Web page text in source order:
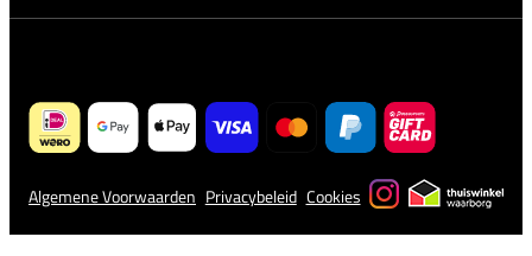
Algemene Voorwaarden Privacybeleid Cookies